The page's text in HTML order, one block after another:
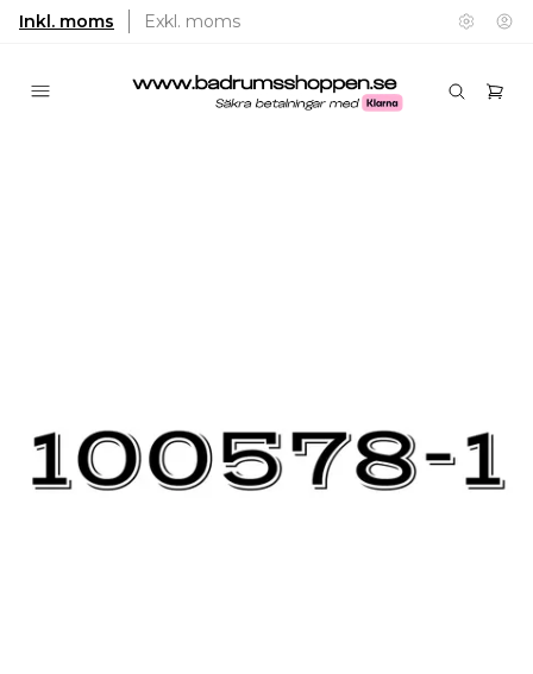
Inkl. moms Exkl. moms